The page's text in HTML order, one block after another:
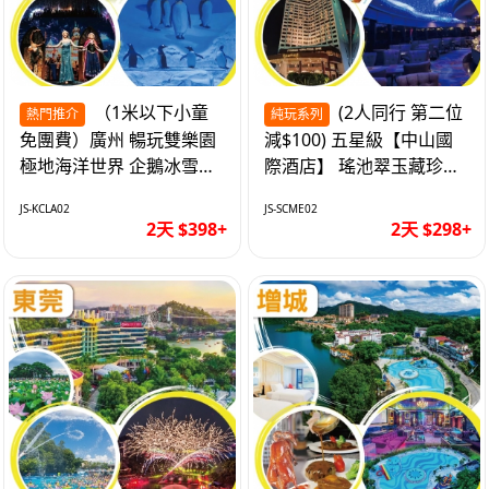
熱門推介
免團費）廣州 暢玩雙樂園
極地海洋世界 企鵝冰雪世
JS-KCLA02
2天 $398+
純玩系列
減$100) 五星級【中山國
際酒店】 瑤池翠玉藏珍盅
JS-SCME02
2天 $298+